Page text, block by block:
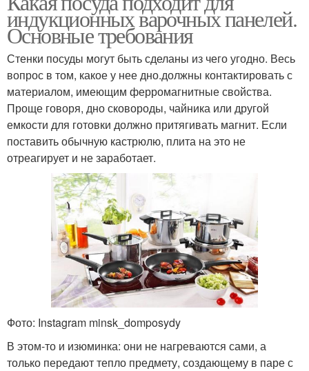
индукционных варочных панелей.
Основные требования
Стенки посуды могут быть сделаны из чего угодно. Весь
вопрос в том, какое у нее дно.должны контактировать с
материалом, имеющим ферромагнитные свойства.
Проще говоря, дно сковороды, чайника или другой
емкости для готовки должно притягивать магнит. Если
поставить обычную кастрюлю, плита на это не
отреагирует и не заработает.
Фото: Instagram minsk_domposydy
В этом-то и изюминка: они не нагреваются сами, а
только передают тепло предмету, создающему в паре с